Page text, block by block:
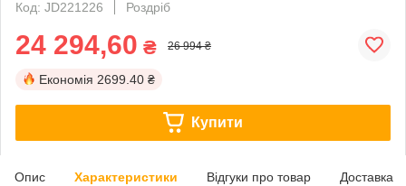
Код: JD221226
Роздріб
24 294,60 ₴ 26 994 ₴
Економія 2699.40 ₴
Купити
Опис Характеристики Відгуки про товар Доставка